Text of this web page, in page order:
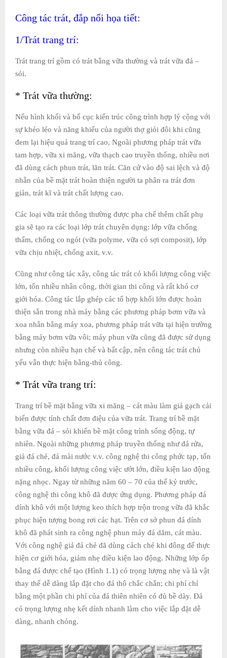
Công tác trát, đắp nổi họa tiết:
1/Trát trang trí:
Trát trang trí gồm có trát bằng vữa thường và trát vữa đá –
sỏi.
* Trát vữa thường:
Nếu hình khối và bố cục kiến trúc công trình hợp lý cộng với
sự khéo léo và năng khiếu của người thợ giỏi đôi khi cũng
đem lại hiệu quả trang trí cao, Ngoài phương pháp trát vữa
tam hợp, vữa xi măng, vữa thạch cao truyền thống, nhiều nơi
đã dùng cách phun trát, lăn trát. Căn cứ vào độ sai lệch và độ
nhẵn của bề mặt trát hoàn thiện người ta phân ra trát đơn
giản, trát kĩ và trát chất lượng cao.
Các loại vữa trát thông thường được pha chế thêm chất phụ
gia sẽ tạo ra các loại lớp trát chuyên dụng: lớp vữa chống
thấm, chống co ngót (vữa polyme, vữa có sợi composit), lớp
vữa chịu nhiệt, chống axit, v.v.
Cũng như công tác xây, công tác trát có khối lượng công việc
lớn, tốn nhiều nhân công, thời gian thi công và rất khó cơ
giới hóa. Công tác lắp ghép các tổ hợp khối lớn được hoàn
thiện sẵn trong nhà máy bằng các phương pháp bơm vữa và
xoa nhẵn bằng máy xoa, phương pháp trát vữa tại hiện trường
bằng máy bơm vữa vôi; máy phun vữa cũng đã được sử dụng
nhưng còn nhiều hạn chế và bất cập, nên công tác trát chủ
yếu vẫn thực hiện bằng-thủ công.
* Trát vữa trang trí:
Trang trí bề mặt bằng vữa xi măng – cát màu làm giả gạch cải
biến được tính chất đơn điệu của vữa trát. Trang trí bề mặt
bằng vữa đá – sỏi khiến bề mặt công trình sống động, tự
nhiên. Ngoài những phương pháp truyền thống như đá rửa,
giả đá chẻ, đá mài nước v.v. công nghệ thi công phức tạp, tốn
nhiều công, khối lượng công việc ướt lớn, điều kiện lao động
nặng nhọc. Ngay từ những năm 60 – 70 của thế kỷ trước,
công nghệ thi công khô đã được ứng dụng. Phương pháp đá
dính khô với một lượng keo thích hợp trộn trong vữa đã khắc
phục hiện tượng bong rơi các hạt. Trên cơ sở phun đá dính
khô đã phát sinh ra công nghệ phun máy đá dăm, cát màu.
Với công nghệ giả đá chẻ đã dùng cách chẻ khi đông để thực
hiện cơ giới hóa, giảm nhẹ điều kiện lao động. Những lớp ốp
bằng đá được chế tạo (Hình 1.1) có trọng lượng nhẹ và là vật
thay thế dễ dàng lắp đặt cho đá thô chắc chắn; chi phí chỉ
bằng một phần chi phí của đá thiên nhiên có đủ bề dày. Đá
có trọng lượng nhẹ kết dính nhanh làm cho việc lắp đặt dễ
dàng, nhanh chóng.